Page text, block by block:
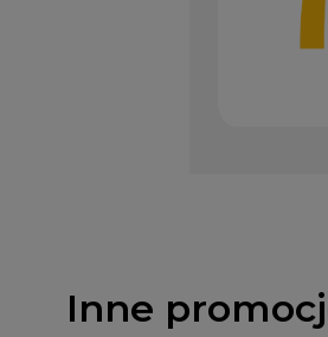
Inne